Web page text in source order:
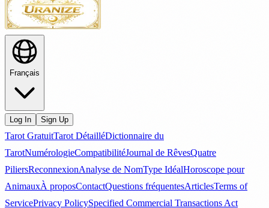
Français
Log In Sign Up
Tarot GratuitTarot DétailléDictionnaire du
TarotNumérologieCompatibilitéJournal de RêvesQuatre
PiliersReconnexionAnalyse de NomType IdéalHoroscope pour
AnimauxÀ proposContactQuestions fréquentesArticlesTerms of
ServicePrivacy PolicySpecified Commercial Transactions Act